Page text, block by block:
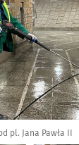
pl. Jana Pawła II